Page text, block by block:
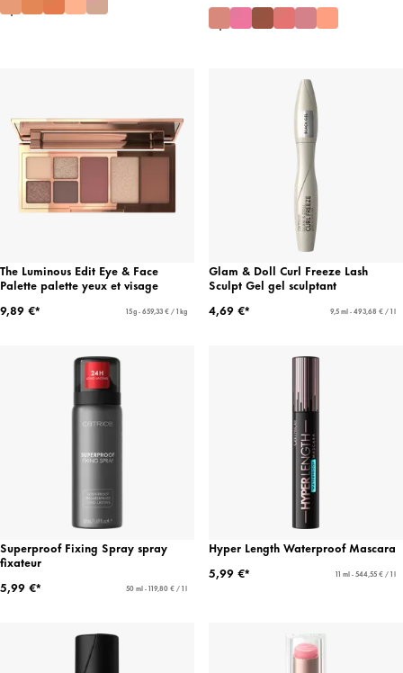
The Luminous Edit Eye & Face
Palette palette yeux et visage
9,89 €*
15 g - 659,33 € / 1 kg
Glam & Doll Curl Freeze Lash
Sculpt Gel gel sculptant
4,69 €*
9,5 ml - 493,68 € / 1 l
Superproof Fixing Spray spray
fixateur
5,99 €*
50 ml - 119,80 € / 1 l
Hyper Length Waterproof Mascara
5,99 €*
11 ml - 544,55 € / 1 l